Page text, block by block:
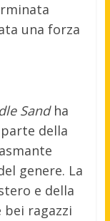
una forza
Sandha
della
genere. La
e della
ragazzi